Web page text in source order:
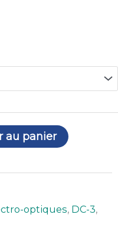
au panier
optiques, DC-3,